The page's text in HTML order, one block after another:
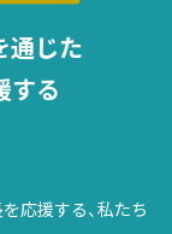
通じた
する
応援する、 私たち